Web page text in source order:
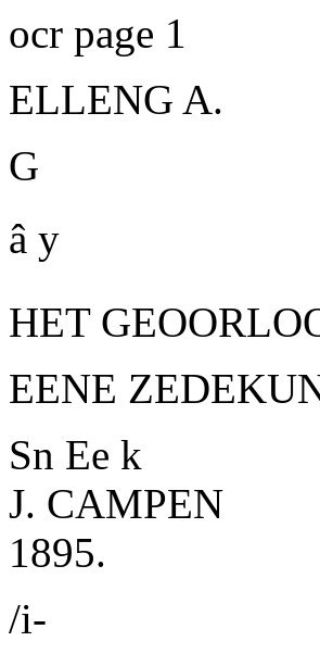
ocr page 1
ELLENG A.
G
â y
HET
EENE
Sn Ee k
J. CAMPEN
1895.
/i-